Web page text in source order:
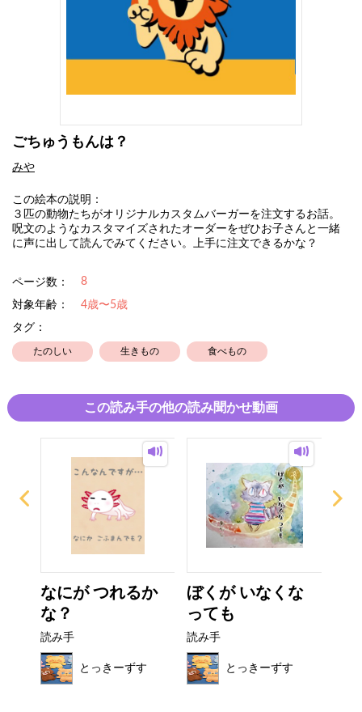
ごちゅうもんは？
みや
この絵本の説明：
３匹の動物たちがオリジナルカスタムバーガーを注文するお話。
呪文のようなカスタマイズされたオーダーをぜひお子さんと一緒
に声に出して読んでみてください。上手に注文できるかな？
ページ数： 8
対象年齢：
4歳〜5歳
タグ：
たのしい 生きもの 食べもの
この読み手の他の読み聞かせ動画
なにが つれるか
な？
読み手
とっきーずす
ぼくが いなくな
っても
読み手
とっきーずす